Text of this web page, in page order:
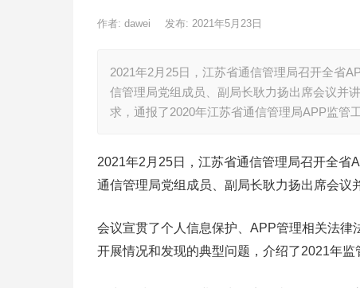
作者: dawei 发布: 2021年5月23日
2021年2月25日，江苏省通信管理局召开全省
信管理局党组成员、副局长耿力扬出席会议并
求，通报了2020年江苏省通信管理局APP监管工
2021年2月25日，江苏省通信管理局召开全
通信管理局党组成员、副局长耿力扬出席会议
会议宣贯了个人信息保护、APP管理相关法
开展情况和发现的典型问题，介绍了2021年监